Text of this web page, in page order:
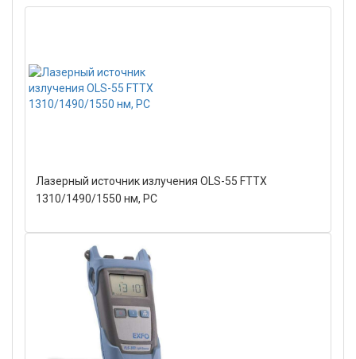
Лазерный источник излучения OLS-55 FTTX
1310/1490/1550 нм, PC